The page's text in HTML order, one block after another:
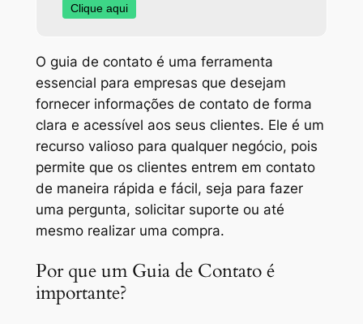
Clique aqui
O guia de contato é uma ferramenta
essencial para empresas que desejam
fornecer informações de contato de forma
clara e acessível aos seus clientes. Ele é um
recurso valioso para qualquer negócio, pois
permite que os clientes entrem em contato
de maneira rápida e fácil, seja para fazer
uma pergunta, solicitar suporte ou até
mesmo realizar uma compra.
Por que um Guia de Contato é
importante?